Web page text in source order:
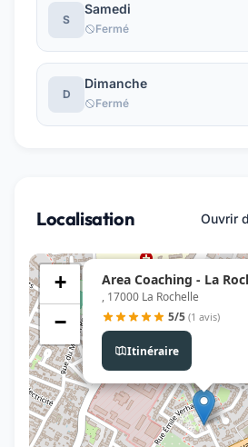
S
Samedi
Fermé
D
Dimanche
Fermé
Localisation Ouvrir
Area Coaching - La
, 17000 La Rochelle
5/5 (1 avis)
Itinéraire
+
−